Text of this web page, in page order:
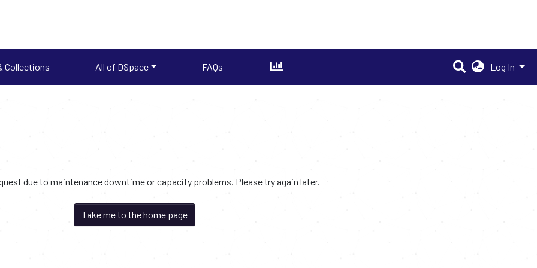
Collections All of DSpace FAQs Log In
due to maintenance downtime or capacity problems. Please try again later.
Take me to the home page